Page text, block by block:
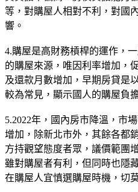
等，對購屋人相對不利，對國
響。
4.購屋是高財務槓桿的運作，
的購屋來源，唯因利率增加，
及還款月數增加，早期房貸是
較為常見，顯示國人的購屋負
5.2022年，國內房市降溫，市
增加，除新北市外，其餘各都
方持觀望態度者眾，議價範團
雖對購屋者有利，但同時也隱
在購屋人宜慎選購屋時機，切